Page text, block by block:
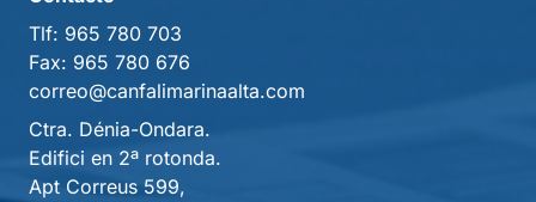
Tlf: 965 780 703
Fax: 965 780 676
correo@canfalimarinaalta.com
Ctra. Dénia-Ondara.
Edifici en 2ª rotonda.
Apt Correus 599,